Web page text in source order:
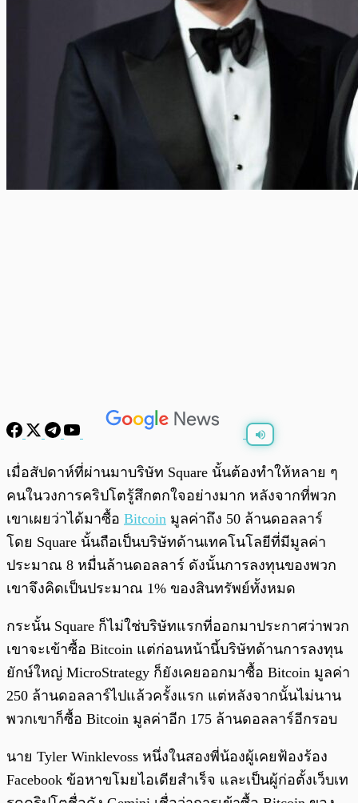
พร้อมเล่น 0:00/
เมื่อสัปดาห์ที่ผ่านมาบริษัท Square นั้นต้องทำให้หลาย ๆ
คนในวงการคริปโตรู้สึกตกใจอย่างมาก หลังจากที่พวก
เขาเผยว่าได้มาซื้อ Bitcoin มูลค่าถึง 50 ล้านดอลลาร์
โดย Square นั้นถือเป็นบริษัทด้านเทคโนโลยีที่มีมูลค่า
ประมาณ 8 หมื่นล้านดอลลาร์ ดังนั้นการลงทุนของพวก
เขาจึงคิดเป็นประมาณ 1% ของสินทรัพย์ทั้งหมด
กระนั้น Square ก็ไม่ใช่บริษัทแรกที่ออกมาประกาศว่าพวก
เขาจะเข้าซื้อ Bitcoin แต่ก่อนหน้านี้บริษัทด้านการลงทุน
ยักษ์ใหญ่ MicroStrategy ก็ยังเคยออกมาซื้อ Bitcoin มูลค่า
250 ล้านดอลลาร์ไปแล้วครั้งแรก แต่หลังจากนั้นไม่นาน
พวกเขาก็ซื้อ Bitcoin มูลค่าอีก 175 ล้านดอลลาร์อีกรอบ
นาย Tyler Winklevoss หนึ่งในสองพี่น้องผู้เคยฟ้องร้อง
Facebook ข้อหาขโมยไอเดียสำเร็จ และเป็นผู้ก่อตั้งเว็บเท